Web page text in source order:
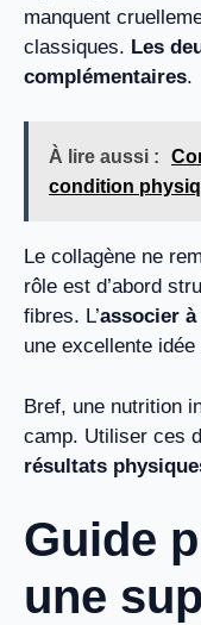
manquent
classiques. Les
complémentaires.
À lire aussi :
condition
Le collagène ne
rôle est d’abord
fibres. L’associer à
une excellente
Bref, une nutrition
camp. Utiliser ces
résultats
Guide
une